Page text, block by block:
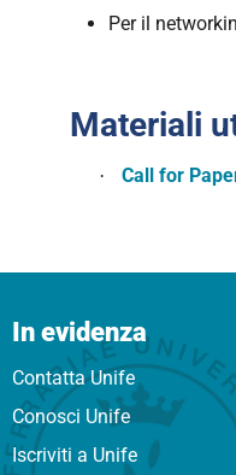
Per il
Materiali
· Call for
In evidenza
Contatta Unife
Conosci Unife
Iscriviti a Unife